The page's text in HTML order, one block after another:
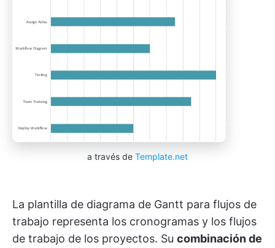
a través de Template.net
La plantilla de diagrama de Gantt para flujos de
trabajo representa los cronogramas y los flujos
de trabajo de los proyectos. Su combinación de